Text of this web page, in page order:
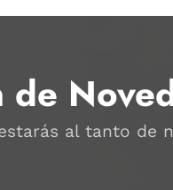
de
al tanto de